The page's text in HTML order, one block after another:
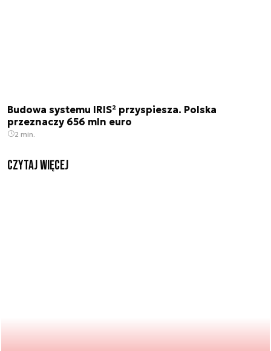
Budowa systemu IRIS² przyspiesza. Polska
przeznaczy 656 mln euro
2 min.
czytaj więcej